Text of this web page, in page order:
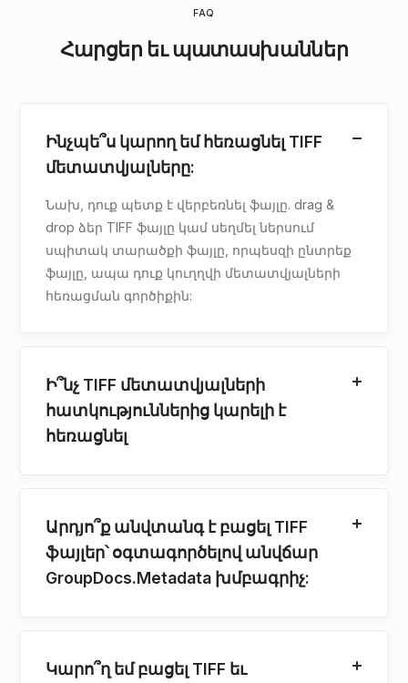
FAQ
Հարցեր եւ պատասխաններ
Ինչպե՞ս կարող եմ հեռացնել TIFF
մետատվյալները:
Նախ, դուք պետք է վերբեռնել ֆայլը. drag &
drop ձեր TIFF ֆայլը կամ սեղմել ներսում
սպիտակ տարածքի ֆայլը, որպեսզի ընտրեք
ֆայլը, ապա դուք կուղղվի մետատվյալների
հեռացման գործիքին:
Ի՞նչ TIFF մետատվյալների
հատկություններից կարելի է
հեռացնել
Արդյո՞ք անվտանգ է բացել TIFF
ֆայլեր՝ օգտագործելով անվճար
GroupDocs.Metadata խմբագրիչ:
Կարո՞ղ եմ բացել TIFF եւ